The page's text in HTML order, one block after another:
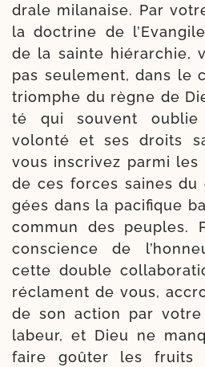
drale mila­naise. Par
la doc­trine de
de la sainte hié­rar­chie,
pas seule­ment, dans le
triomphe du règne de
té qui sou­vent oublie
volon­té et ses droits
vous ins­cri­vez par­mi
de ces forces saines
gées dans la paci­fique
com­mun des peuples.
conscience de
cette double
réclament de vous,
de son action par
labeur, et Dieu ne
faire goû­ter les fruits